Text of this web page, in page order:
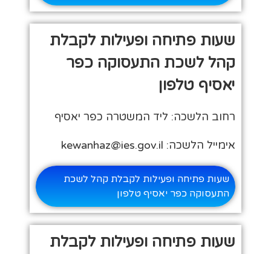
שעות פתיחה ופעילות לקבלת
קהל לשכת התעסוקה כפר
יאסיף טלפון
רחוב הלשכה: ליד המשטרה כפר יאסיף
אימייל הלשכה: kewanhaz@ies.gov.il
שעות פתיחה ופעילות לקבלת קהל לשכת
התעסוקה כפר יאסיף טלפון
שעות פתיחה ופעילות לקבלת